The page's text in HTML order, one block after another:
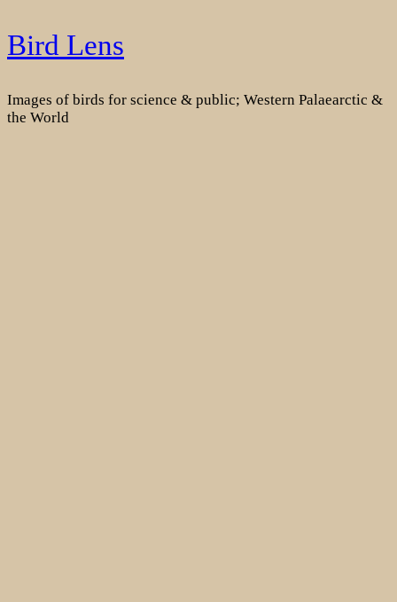
Skip
to
Bird Lens
Images of birds for science & public; Western Palaearctic &
the World